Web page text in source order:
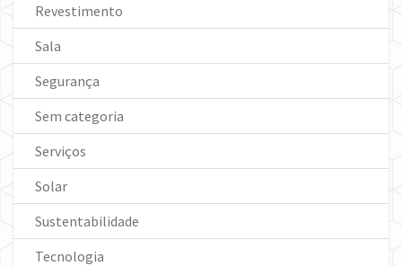
Revestimento
Sala
Segurança
Sem categoria
Serviços
Solar
Sustentabilidade
Tecnologia